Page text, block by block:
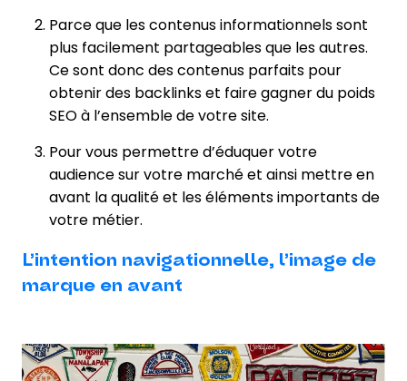
Parce que les contenus informationnels sont
plus facilement partageables que les autres.
Ce sont donc des contenus parfaits pour
obtenir des backlinks et faire gagner du poids
SEO à l’ensemble de votre site.
Pour vous permettre d’éduquer votre
audience sur votre marché et ainsi mettre en
avant la qualité et les éléments importants de
votre métier.
L’intention navigationnelle, l’image de
marque en avant